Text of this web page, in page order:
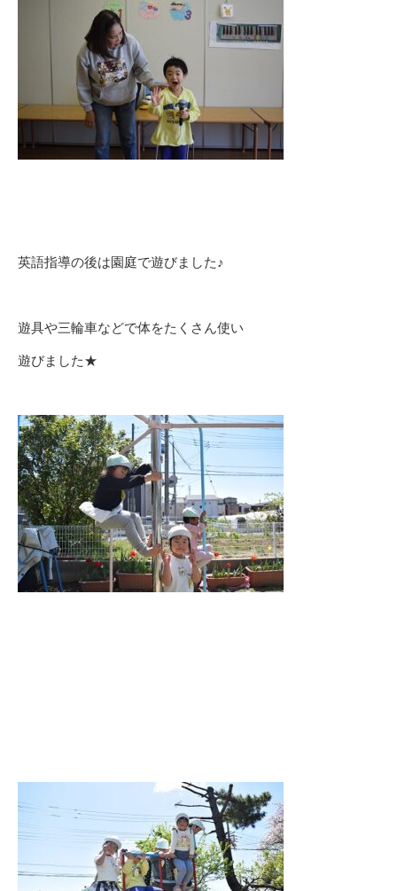
英語指導の後は園庭で遊びました♪
遊具や三輪車などで体をたくさん使い
遊びました★